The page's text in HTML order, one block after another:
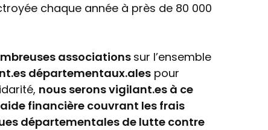
chaque année à près de 80 000
associationssur l’ensemble
départementaux.ales pour
nous serons vigilant.es à ce
financière couvrant les frais
départementales de lutte contre